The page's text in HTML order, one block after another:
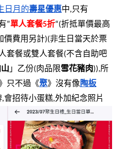
日月的壽星優惠中,只有
”單人套餐5折“(折抵單價最高
價費用另計)(非生日當天於票
套餐或雙人套餐(不含自助吧
」乙份(肉品限雪花豬肉)),所
只不過《聚》沒有像陶板
會招待小蛋糕,外加紀念照片